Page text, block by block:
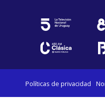
Políticas de privacidad